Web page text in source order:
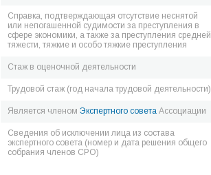
Справка, подтверждающая отсутствие неснятой
или непогашенной судимости за преступления в
сфере экономики, а также за преступления средней
тяжести, тяжкие и особо тяжкие преступления
Стаж в оценочной деятельности
Трудовой стаж (год начала трудовой деятельности)
Является членом Экспертного совета Ассоциации
Сведения об исключении лица из состава
экспертного совета (номер и дата решения общего
собрания членов СРО)